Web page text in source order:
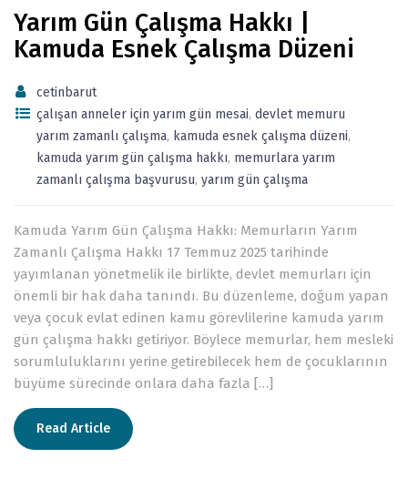
Yarım Gün Çalışma Hakkı |
Kamuda Esnek Çalışma Düzeni
cetinbarut
çalışan anneler için yarım gün mesai, devlet memuru
yarım zamanlı çalışma, kamuda esnek çalışma düzeni,
kamuda yarım gün çalışma hakkı, memurlara yarım
zamanlı çalışma başvurusu, yarım gün çalışma
Kamuda Yarım Gün Çalışma Hakkı: Memurların Yarım
Zamanlı Çalışma Hakkı 17 Temmuz 2025 tarihinde
yayımlanan yönetmelik ile birlikte, devlet memurları için
önemli bir hak daha tanındı. Bu düzenleme, doğum yapan
veya çocuk evlat edinen kamu görevlilerine kamuda yarım
gün çalışma hakkı getiriyor. Böylece memurlar, hem mesleki
sorumluluklarını yerine getirebilecek hem de çocuklarının
büyüme sürecinde onlara daha fazla […]
Read Article